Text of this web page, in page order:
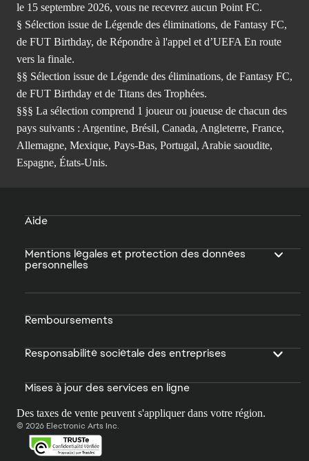
le 15 septembre 2026, vous ne recevrez aucun Point FC.
§ Sélection issue de Légende des éliminations, de Fantasy FC,
de FUT Birthday, de Répondre à l'appel et d’UEFA En route
vers la finale.
§§ Sélection issue de Légende des éliminations, de Fantasy FC,
de FUT Birthday et de Titans des Trophées.
§§§ La sélection comprend 1 joueur ou joueuse de chacun des
pays suivants : Argentine, Brésil, Canada, Angleterre, France,
Allemagne, Mexique, Pays-Bas, Portugal, Arabie saoudite,
Espagne, États-Unis.
Aide
Mentions légales et protection des données
personnelles
Remboursements
Responsabilité sociétale des entreprises
Mises à jour des services en ligne
Des taxes de vente peuvent s'appliquer dans votre région.
© 2026 Electronic Arts Inc.